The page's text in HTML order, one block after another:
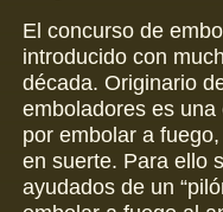
El concurso de
introducido con
década. Originario
emboladores es
por embolar a
en suerte. Para ello
ayudados de un